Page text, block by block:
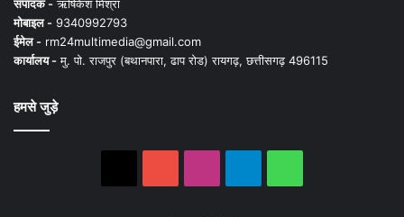
संपादक -ऋषिकेश मिश्रा
मोबाइल - 9340992793
ईमेल - rm24multimedia@gmail.com
कार्यालय -मु. पो. राजपुर (बथानपारा, ढाप रोड) रायगढ़, छत्तीसगढ़ 496115
हमसे जुड़े